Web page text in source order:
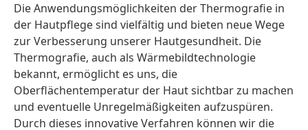
Die Anwendungsmöglichkeiten der Thermografie in
der Hautpflege sind vielfältig und bieten neue Wege
zur Verbesserung unserer Hautgesundheit. Die
Thermografie, auch als Wärmebildtechnologie
bekannt, ermöglicht es uns, die
Oberflächentemperatur der Haut sichtbar zu machen
und eventuelle Unregelmäßigkeiten aufzuspüren.
Durch dieses innovative Verfahren können wir die